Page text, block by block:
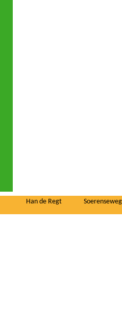
Han de Regt